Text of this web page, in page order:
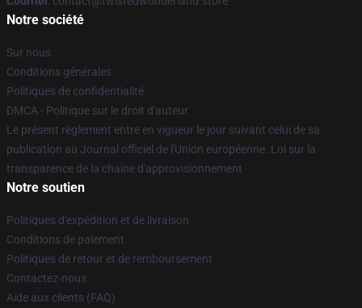
Notre société
Sur nous
Conditions générales
Politiques de confidentialité
DMCA - Politique sur le droit d'auteur
Le présent règlement entre en vigueur le jour suivant celui de sa
publication au Journal officiel de l'Union européenne. Loi sur la
transparence de la chaîne d'approvisionnement
Notre soutien
Politiques d'expédition et de livraison
Conditions de paiement
Politiques de retour et de remboursement
Contactez-nous
Aide aux clients (FAQ)